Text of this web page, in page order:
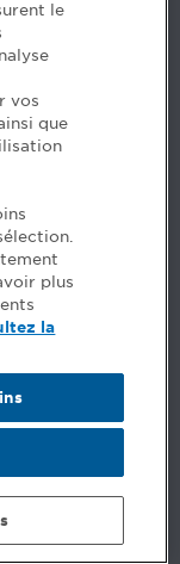
>
carrière? Voyez
du Québec
le
vos
que
plus
la